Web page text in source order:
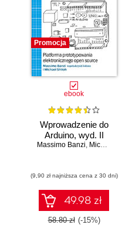
Promocja
ebook
Wprowadzenie do
Arduino, wyd. II
Massimo Banzi, Michael Shiloh
(9,90 zł najniższa cena z 30 dni)
49.98 zł
58.80 zł (-15%)